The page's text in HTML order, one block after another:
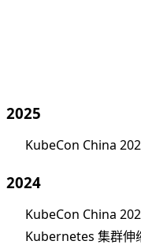
2025
KubeCon China
2024
KubeCon China
Kubernetes 集群